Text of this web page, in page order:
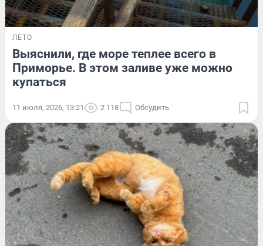
ЛЕТО
Выяснили, где море теплее всего в
Приморье. В этом заливе уже можно
купаться
11 июля, 2026, 13:21 2 118 Обсудить